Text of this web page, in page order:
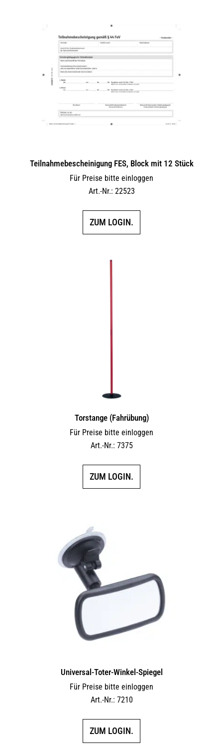
Teilnahmebescheinigung FES, Block mit 12 Stück
Für Preise bitte einloggen
Art.-Nr.: 22523
ZUM LOGIN.
Torstange (Fahrübung)
Für Preise bitte einloggen
Art.-Nr.: 7375
ZUM LOGIN.
Universal-Toter-Winkel-Spiegel
Für Preise bitte einloggen
Art.-Nr.: 7210
ZUM LOGIN.